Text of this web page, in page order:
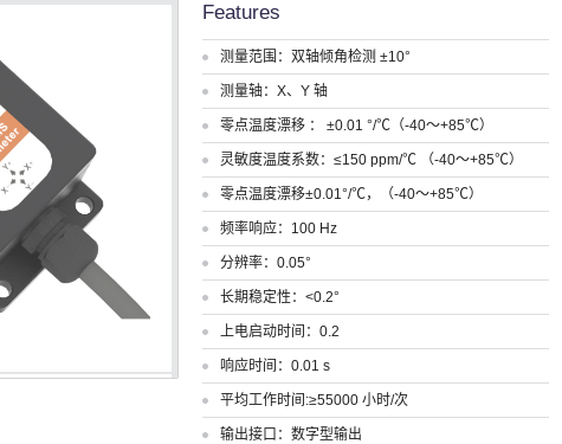
Features
测量范围：双轴倾角检测 ±10°
测量轴：X、Y 轴
零点温度漂移 ： ±0.01 °/℃（-40～+85℃）
灵敏度温度系数：≤150 ppm/℃ （-40～+85℃）
零点温度漂移±0.01°/℃，（-40～+85℃）
频率响应：100 Hz
分辨率：0.05°
长期稳定性：<0.2°
上电启动时间：0.2
响应时间：0.01 s
平均工作时间:≥55000 小时/次
输出接口：数字型输出